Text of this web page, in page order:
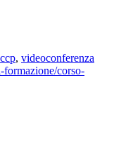
, videoconferenza
corso-